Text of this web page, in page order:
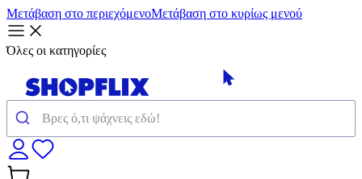
Μετάβαση στο περιεχόμενοΜετάβαση στο κυρίως μενού
Όλες οι κατηγορίες